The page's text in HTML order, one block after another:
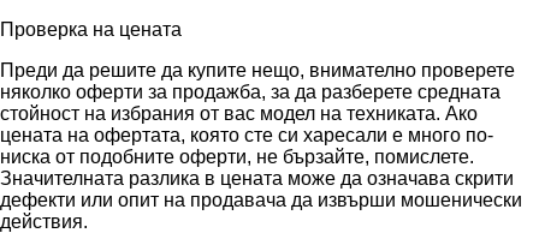
Проверка на цената
Преди да решите да купите нещо, внимателно проверете
няколко оферти за продажба, за да разберете средната
стойност на избрания от вас модел на техниката. Ако
цената на офертата, която сте си харесали е много по-
ниска от подобните оферти, не бързайте, помислете.
Значителната разлика в цената може да означава скрити
дефекти или опит на продавача да извърши мошенически
действия.